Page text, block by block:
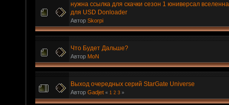
нужна ссылка для скачки сезон 1 юниверсал
для USD Donloader
Автор Skorpi
Что Будет Дальше?
Автор MoN
Выход очередных серий StarGate Universe
Автор Gadjet « 1 2 3 »